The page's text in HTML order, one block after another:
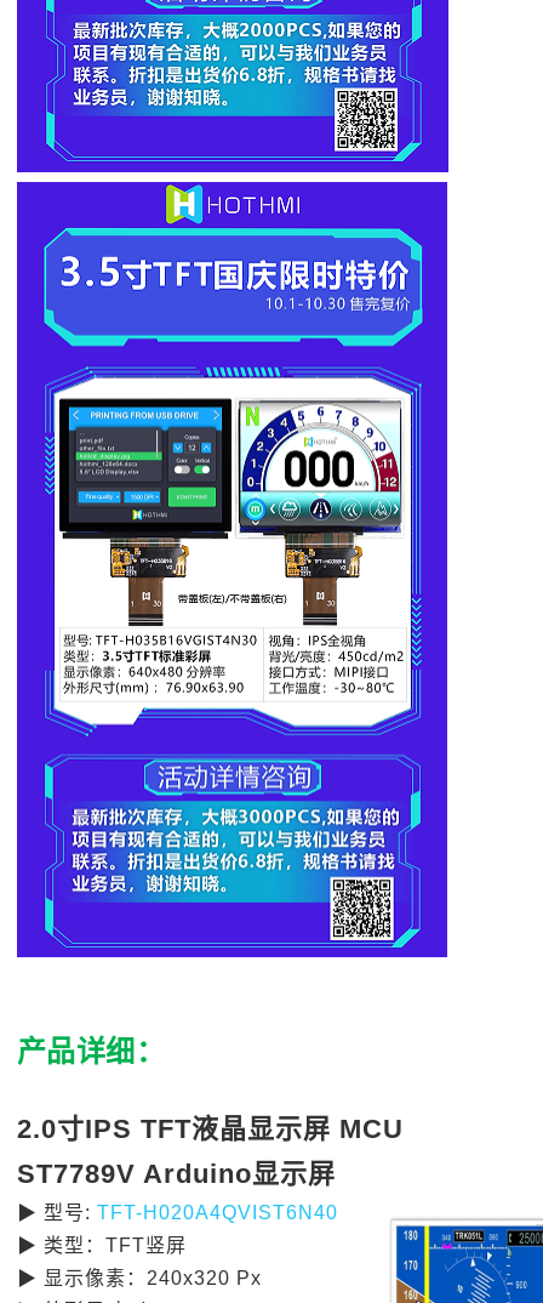
产品详细：
2.0寸IPS TFT液晶显示屏 MCU
ST7789V Arduino显示屏
▶ 型号: TFT-H020A4QVIST6N40
▶ 类型： TFT竖屏
▶ 显示像素： 240x320 Px